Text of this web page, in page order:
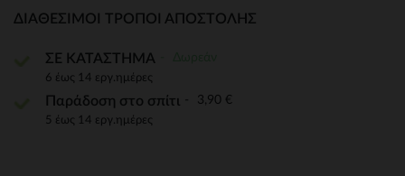
ΔΙΑΘΈΣΙΜΟΙ ΤΡΌΠΟΙ ΑΠΟΣΤΟΛΉΣ
ΣΕ ΚΑΤΑΣΤΗΜΑ
6 έως 14 εργ.ημέρες
Παράδοση στο σπίτι 3,90 €
5 έως 14 εργ.ημέρες